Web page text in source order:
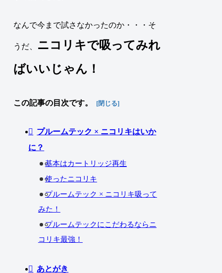
なんで今まで試さなかったのか・・・そ
うだ、
ニコリキで吸ってみれ
ばいいじゃん！
この記事の目次です。
プルームテック × ニコリキはいか
に？
基本はカートリッジ再生
使ったニコリキ
プルームテック × ニコリキ吸って
みた！
プルームテックにこだわるならニ
コリキ最強！
あとがき